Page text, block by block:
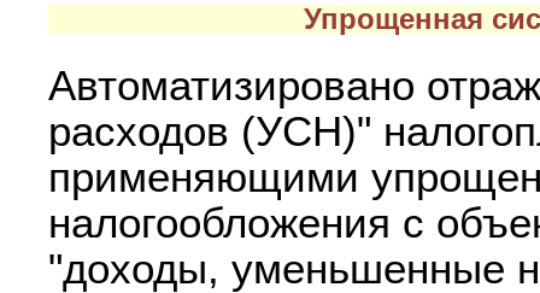
Упрощенная
Автоматизировано
расходов (УСН)"
применяющими
налогообложения с
"доходы, уменьшенные